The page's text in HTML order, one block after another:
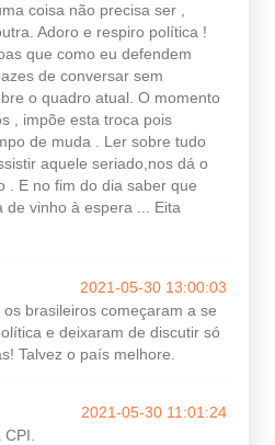
coisa não precisa ser ,
Adoro e respiro política !
que como eu defendem
de conversar sem
o quadro atual. O momento
, impõe esta troca pois
de muda . Ler sobre tudo
aquele seriado,nos dá o
. E no fim do dia saber que
de vinho à espera ... Eita
2021-05-30 13:00:03
brasileiros começaram a se
e deixaram de discutir só
Talvez o país melhore.
2021-05-30 11:01:24